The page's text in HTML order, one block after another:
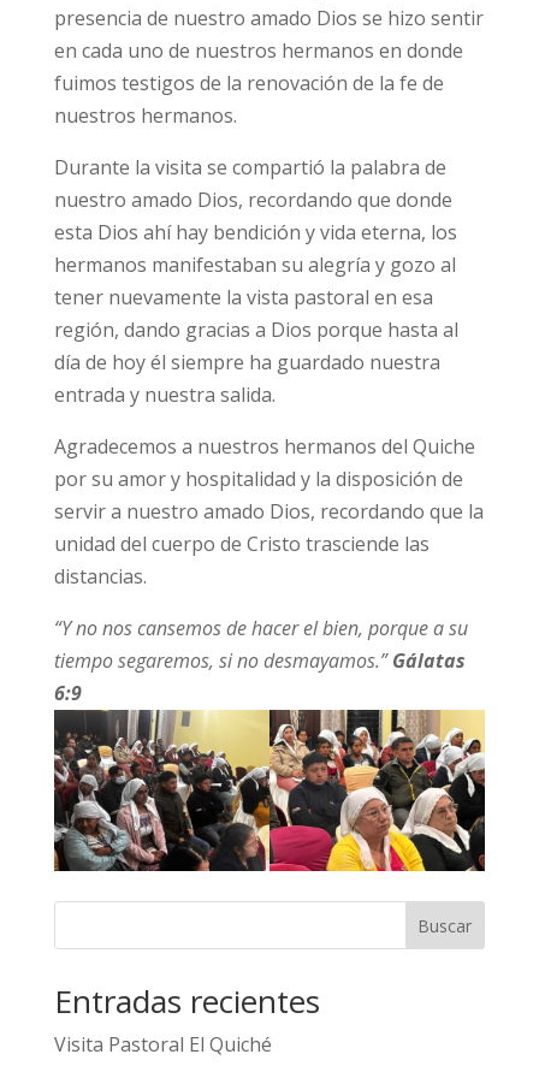
presencia de nuestro amado Dios se hizo sentir
en cada uno de nuestros hermanos en donde
fuimos testigos de la renovación de la fe de
nuestros hermanos.
Durante la visita se compartió la palabra de
nuestro amado Dios, recordando que donde
esta Dios ahí hay bendición y vida eterna, los
hermanos manifestaban su alegría y gozo al
tener nuevamente la vista pastoral en esa
región, dando gracias a Dios porque hasta al
día de hoy él siempre ha guardado nuestra
entrada y nuestra salida.
Agradecemos a nuestros hermanos del Quiche
por su amor y hospitalidad y la disposición de
servir a nuestro amado Dios, recordando que la
unidad del cuerpo de Cristo trasciende las
distancias.
“Y no nos cansemos de hacer el bien, porque a su
tiempo segaremos, si no desmayamos.”Gálatas
6:9
Buscar
Entradas recientes
Visita Pastoral El Quiché